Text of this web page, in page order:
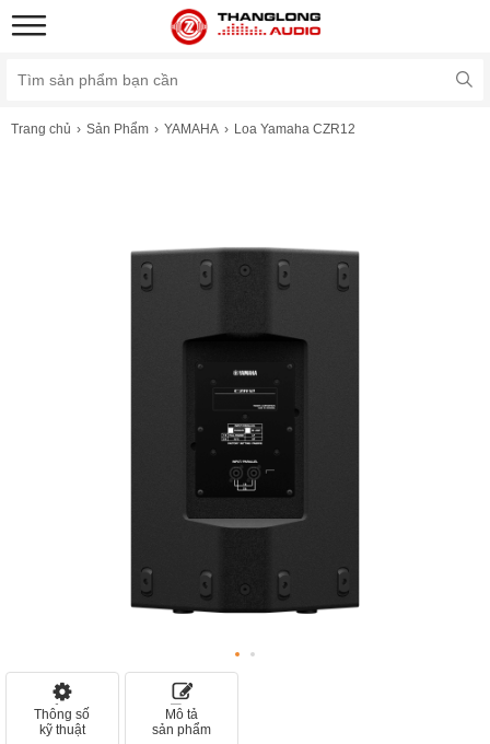
Trang chủ Sản Phẩm YAMAHA Loa Yamaha CZR12
Thông số
kỹ thuật
Mô tả
sản phẩm